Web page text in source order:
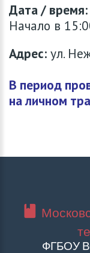
Дата / время:
Начало в
Адрес: ул.
В период
на личном
ФГБОУ